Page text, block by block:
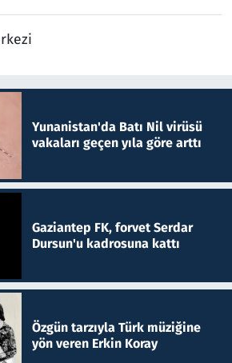
Yunanistan'da Batı Nil virüsü
vakaları geçen yıla göre arttı
Gaziantep FK, forvet Serdar
Dursun'u kadrosuna kattı
Özgün tarzıyla Türk müziğine
yön veren Erkin Koray